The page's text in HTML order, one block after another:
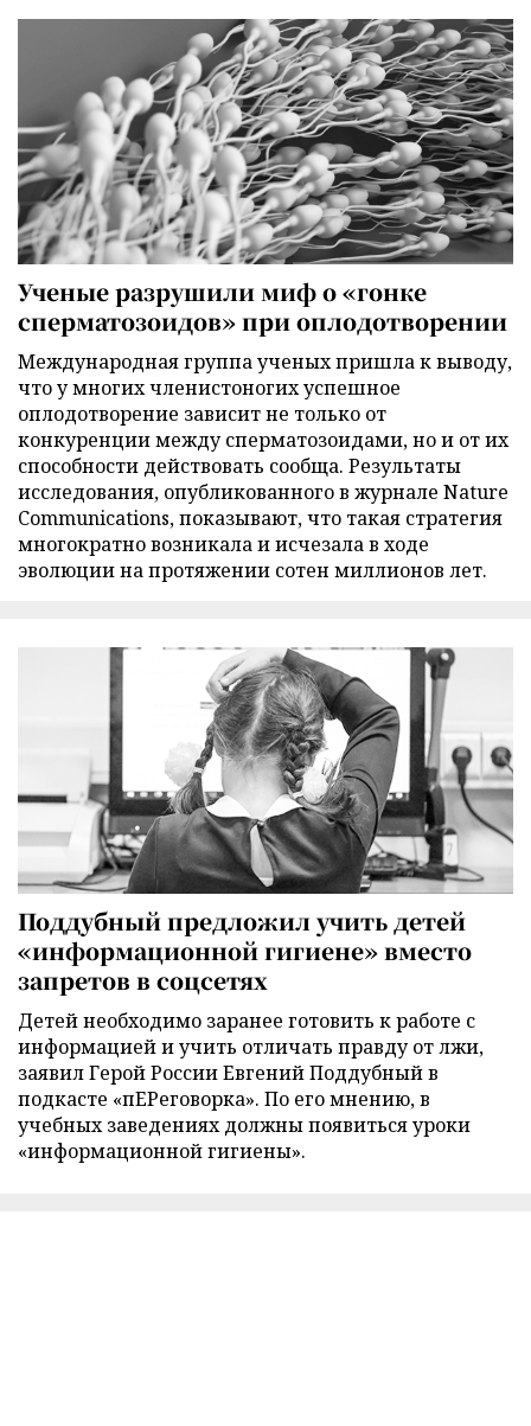
Ученые разрушили миф о «гонке
сперматозоидов» при оплодотворении
Международная группа ученых пришла к выводу,
что у многих членистоногих успешное
оплодотворение зависит не только от
конкуренции между сперматозоидами, но и от их
способности действовать сообща. Результаты
исследования, опубликованного в журнале Nature
Communications, показывают, что такая стратегия
многократно возникала и исчезала в ходе
эволюции на протяжении сотен миллионов лет.
Поддубный предложил учить детей
«информационной гигиене» вместо
запретов в соцсетях
Детей необходимо заранее готовить к работе с
информацией и учить отличать правду от лжи,
заявил Герой России Евгений Поддубный в
подкасте «пЕРеговорка». По его мнению, в
учебных заведениях должны появиться уроки
«информационной гигиены».